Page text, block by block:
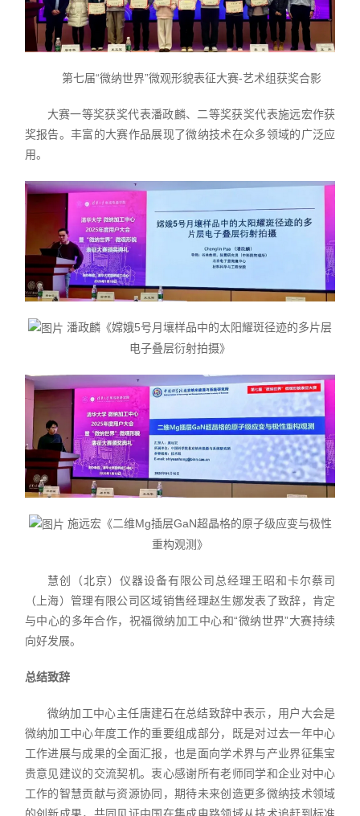
第七届“微纳世界”微观形貌表征大赛-艺术组获奖合影
大赛一等奖获奖代表潘政麟、二等奖获奖代表施远宏作获
奖报告。丰富的大赛作品展现了微纳技术在众多领域的广泛应
用。
潘政麟《嫦娥5号月壤样品中的太阳耀斑径迹的多片层
电子叠层衍射拍摄》
施远宏《二维Mg插层GaN超晶格的原子级应变与极性
重构观测》
慧创（北京）仪器设备有限公司总经理王昭和卡尔蔡司
（上海）管理有限公司区域销售经理赵生娜发表了致辞，肯定
与中心的多年合作，祝福微纳加工中心和“微纳世界”大赛持续
向好发展。
总结致辞
微纳加工中心主任唐建石在总结致辞中表示，用户大会是
微纳加工中心年度工作的重要组成部分，既是对过去一年中心
工作进展与成果的全面汇报，也是面向学术界与产业界征集宝
贵意见建议的交流契机。衷心感谢所有老师同学和企业对中心
工作的智慧贡献与资源协同，期待未来创造更多微纳技术领域